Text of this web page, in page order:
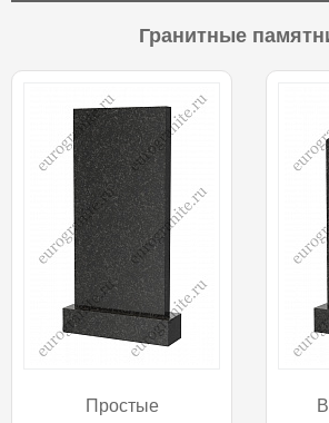
Гранитные
Простые